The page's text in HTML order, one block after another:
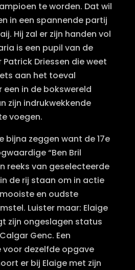
te worden. Dat wil
in een spannende partij
Hij zal er zijn handen vol
is een pupil van de
Driessen die weet
aan het toeval
in de bokswereld
zijn indrukwekkende
voegen.
bijna zeggen want de 17e
“Ben Bril
reeks van geselecteerde
de rij staan om in actie
en oudste
Luister maar: Elaige
zijn ongeslagen status
Genc. Een
dezelfde opgave
er bij Elaige met zijn